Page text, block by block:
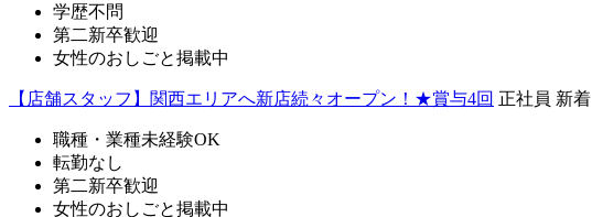
学歴不問
第二新卒歓迎
女性のおしごと掲載中
【店舗スタッフ】関西エリアへ新店続々オープン！★賞与4回 正社員 新着
職種・業種未経験OK
転勤なし
第二新卒歓迎
女性のおしごと掲載中